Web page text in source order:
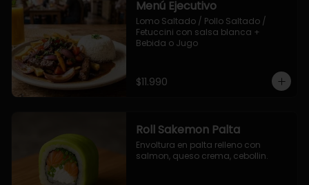
Menú Ejecutivo
Lomo Saltado / Pollo Saltado /
Fetuccini con salsa blanca +
Bebida o Jugo
$11.990
Roll Sakemon Palta
Envoltura en palta relleno con
salmon, queso crema, cebollin.